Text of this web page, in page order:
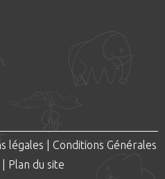
légales
Conditions Générales
Plan du site